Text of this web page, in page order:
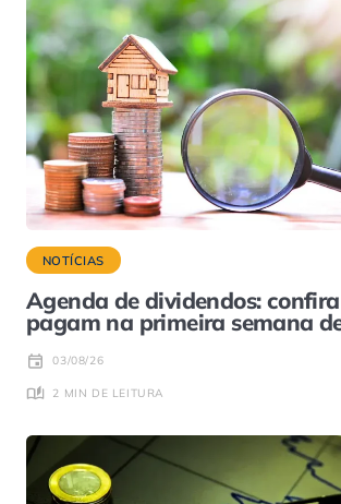
NOTÍCIAS
Agenda de dividendos:
pagam na primeira semana
03/08/26
2 MIN DE LEITURA